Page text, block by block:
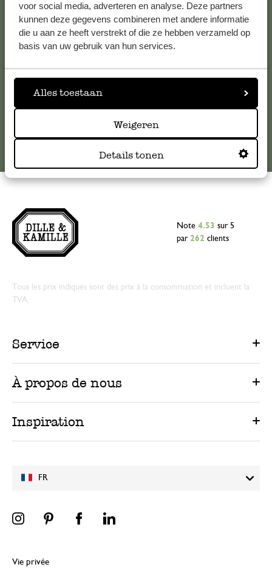
voor social media, adverteren en analyse. Deze partners
kunnen deze gegevens combineren met andere informatie
die u aan ze heeft verstrekt of die ze hebben verzameld op
basis van uw gebruik van hun services.
Alles toestaan
Weigeren
Details tonen
Pour toute question ou demande de conseil ou d’aide,
veuillez contacter notre service clientèle. Ou retrouvez ici
nos réponses auxquestions les plus fréquemment posées .
serviceclientele@dille-kamille.com
Service client en ligne
FR
Note 4.53 sur 5
par 262 clients
Tous les prix indiqués sont des prix à la consommation et incluent la
TVA.
Service
À propos de nous
Inspiration
Vie privée